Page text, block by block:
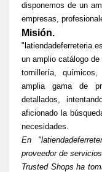
disponemos de un
empresas,
Misión.
un amplio catálogo
tornillería,
amplia gama de
detallados,
aficionado la
necesidades.
En
proveedor de
Trusted Shops ha